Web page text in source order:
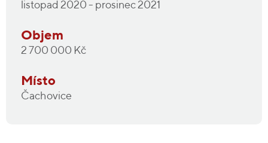
listopad 2020 - prosinec 2021
Objem
2 700 000 Kč
Místo
Čachovice